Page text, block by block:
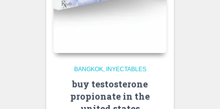
BANGKOK INYECTABLES
buy testosterone
propionate in the